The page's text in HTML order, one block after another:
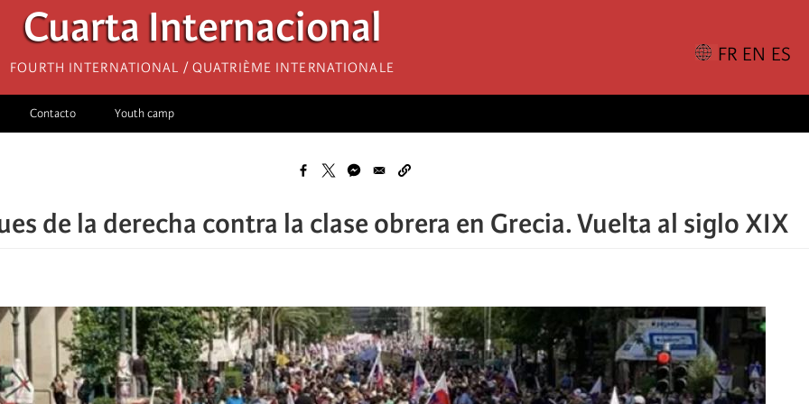
Cuarta Internacional
Fourth International / Quatrième internationale
Contacto Youth camp
de la derecha contra la clase obrera en Grecia. Vuelta al siglo XIX